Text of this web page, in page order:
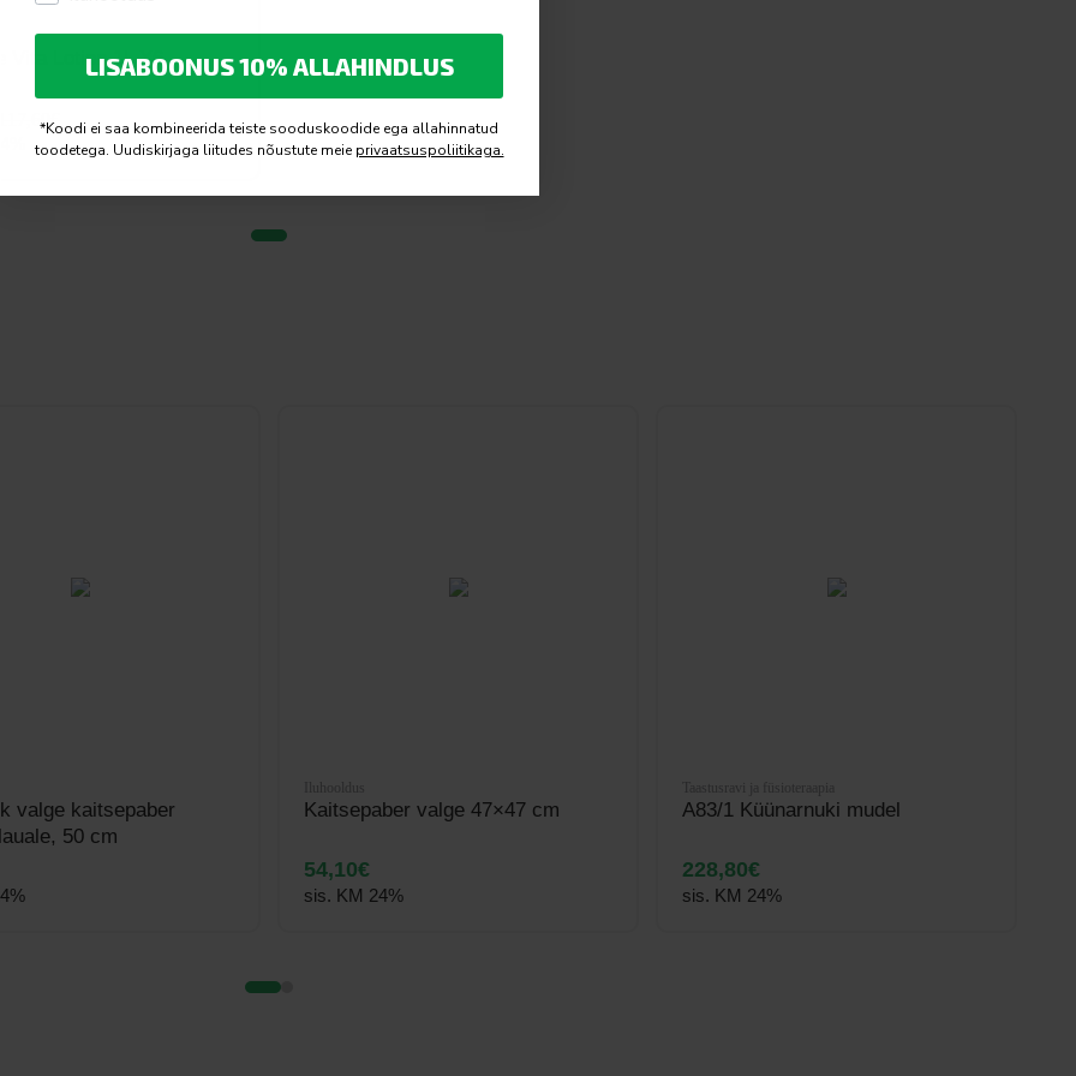
Vita Lotion 1L X6
€
valge kaitsepaber
50 cm
Kaitsepaber valge 47×47 cm
54,10€
sis. KM 24%
A83/1 Küünarnuki mudel
228,80€
sis. KM 24%
LISABOONUS 10% ALLAHINDLUS
*Koodi ei saa kombineerida teiste sooduskoodide ega allahinnatud
toodetega. Uudiskirjaga liitudes nõustute meie privaatsuspoliitikaga.